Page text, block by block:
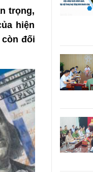
trọng,
hiện
đối